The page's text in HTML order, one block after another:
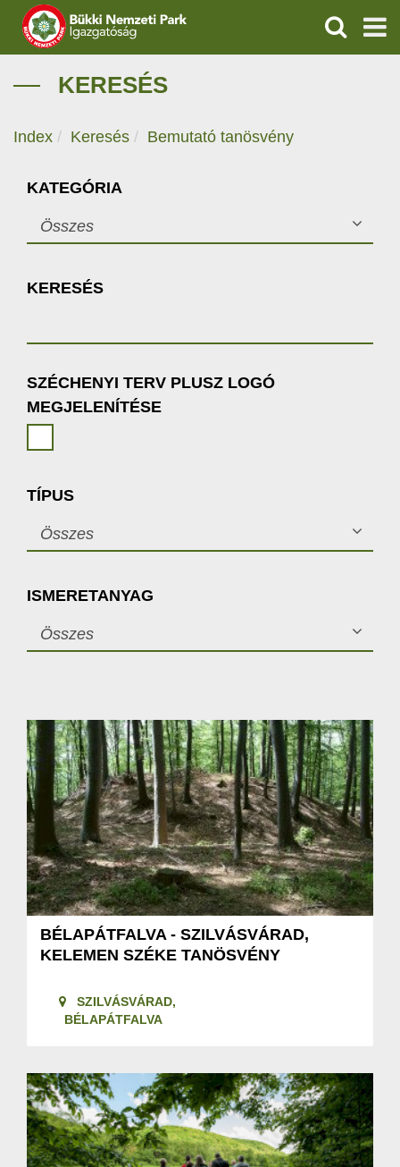
IGAZGATÓSÁG
KAPCSOLAT
KERESÉS
KERESÉS
Index Keresés Bemutató tanösvény
KATEGÓRIA
Összes
KERESÉS
SZÉCHENYI TERV PLUSZ LOGÓ
MEGJELENÍTÉSE
TÍPUS
Összes
ISMERETANYAG
Összes
BÉLAPÁTFALVA - SZILVÁSVÁRAD,
KELEMEN SZÉKE TANÖSVÉNY
SZILVÁSVÁRAD,
BÉLAPÁTFALVA